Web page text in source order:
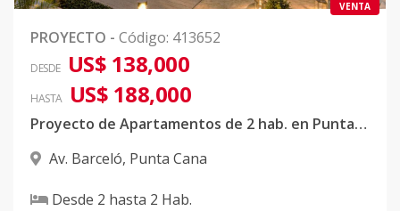
VENTA
PROYECTO - Código: 413652
DESDE US$ 138,000
HASTA US$ 188,000
Proyecto de Apartamentos de 2 hab. en Punta Cana
Av. Barceló, Punta Cana
Desde 2 hasta 2 Hab.